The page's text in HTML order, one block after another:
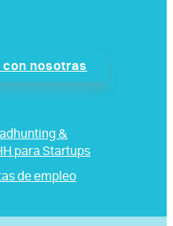
con nosotras
&
para Startups
de empleo